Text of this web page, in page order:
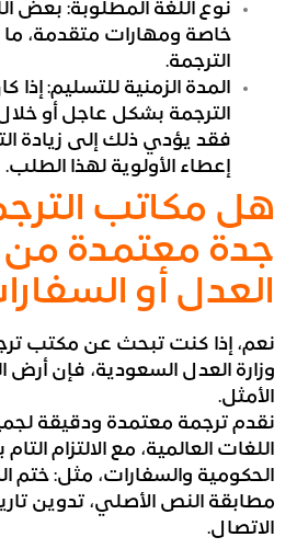
نوع اللغة المطلوبة: بعض
خاصة ومهارات متقدمة،
الترجمة.
المدة الزمنية للتسليم: إذا
الترجمة بشكل عاجل أو
فقد يؤدي ذلك إلى زيادة
إعطاء الأولوية لهذا الطلب.
هل مكاتب
جدة معتمدة من
العدل أو
نعم، إذا كنت تبحث عن مكتب
وزارة العدل السعودية، فإن أرض
الأمثل.
نقدم ترجمة معتمدة ودقيقة
اللغات العالمية، مع الالتزام
الحكومية والسفارات، مثل: ختم
مطابقة النص الأصلي، تدوين
الاتصال.